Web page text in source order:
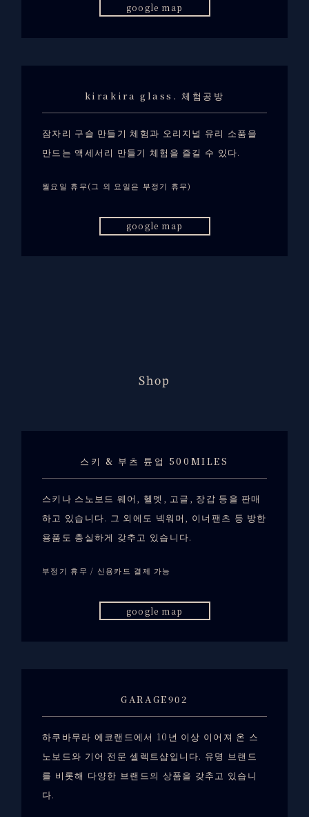
google map
kirakira glass. 체험공방
잠자리 구슬 만들기 체험과 오리지널 유리 소품을
만드는 액세서리 만들기 체험을 즐길 수 있다.
월요일 휴무(그 외 요일은 부정기 휴무)
google map
Shop
스키 & 부츠 튠업 500MILES
스키나 스노보드 웨어, 헬멧, 고글, 장갑 등을 판매
하고 있습니다. 그 외에도 넥워머, 이너팬츠 등 방한
용품도 충실하게 갖추고 있습니다.
부정기 휴무 / 신용카드 결제 가능
google map
GARAGE902
하쿠바무라 에코랜드에서 10년 이상 이어져 온 스
노보드와 기어 전문 셀렉트샵입니다. 유명 브랜드
를 비롯해 다양한 브랜드의 상품을 갖추고 있습니
다.